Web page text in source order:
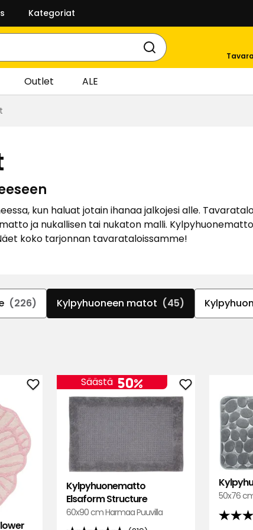
Kategoriat
Outlet ALE
kun haluat jotain ihanaa jalkojesi alle.
ja nukallisen tai nukaton malli.
koko tarjonnan tavarataloissamme!
(226) Kylpyhuoneen matot (45)
Lisää
Kylpyhuonematto
suosikkeihin
Kylpyhuonematto
Elsaform Structure
60x90 cm Harmaa Puuvilla
Säästä 50%
Lisää
Elsaform
Structure
suosikkeihin
50x76
4.8